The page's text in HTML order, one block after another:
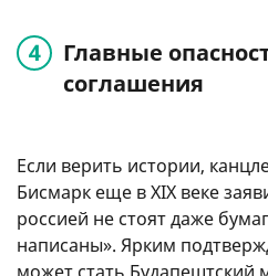
Главные
соглашения
Если верить истории,
Бисмарк еще в XIX веке
россией не стоят даже
написаны». Ярким